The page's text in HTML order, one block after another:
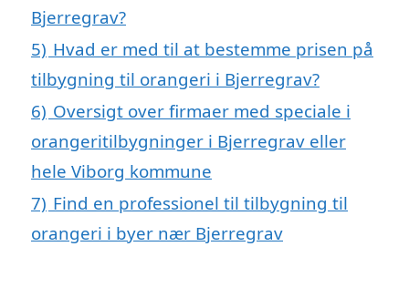
Bjerregrav?
5) Hvad er med til at bestemme prisen på
tilbygning til orangeri i Bjerregrav?
6) Oversigt over firmaer med speciale i
orangeritilbygninger i Bjerregrav eller
hele Viborg kommune
7) Find en professionel til tilbygning til
orangeri i byer nær Bjerregrav